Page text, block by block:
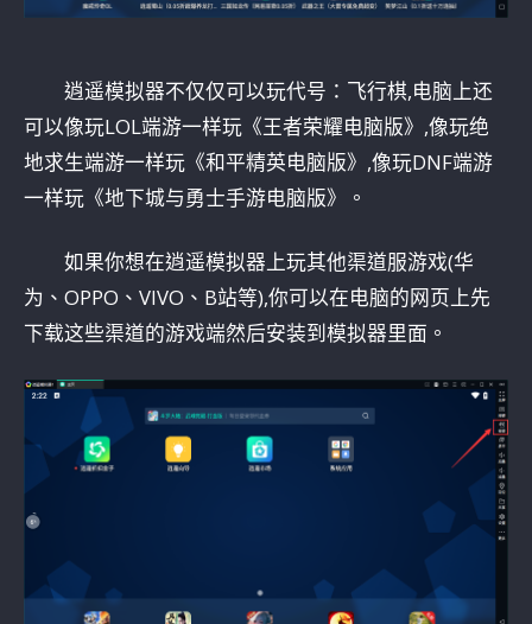
逍遥模拟器不仅仅可以玩代号：飞行棋,电脑上还
可以像玩LOL端游一样玩《王者荣耀电脑版》,像玩绝
地求生端游一样玩《和平精英电脑版》,像玩DNF端游
一样玩《地下城与勇士手游电脑版》。
如果你想在逍遥模拟器上玩其他渠道服游戏(华
为、OPPO、VIVO、B站等),你可以在电脑的网页上先
下载这些渠道的游戏端然后安装到模拟器里面。